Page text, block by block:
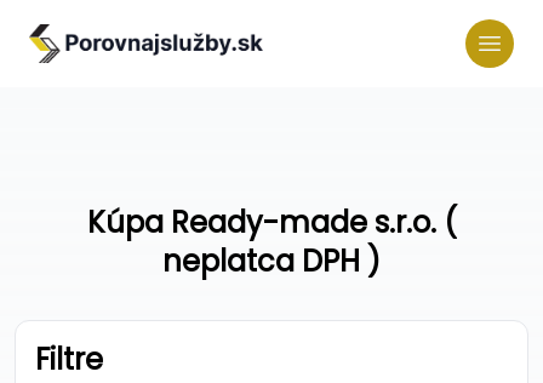
Kúpa Ready-made s.r.o. (
neplatca DPH )
Filtre